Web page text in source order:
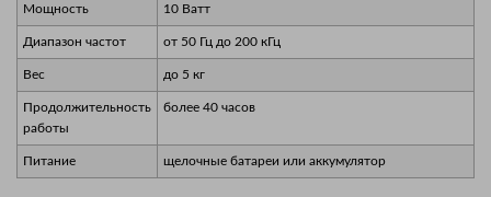
Мощность 10 Ватт
Диапазон частот от 50 Гц до 200 кГц
Вес до 5 кг
Продолжительность
работы
более 40 часов
Питание щелочные батареи или аккумулятор